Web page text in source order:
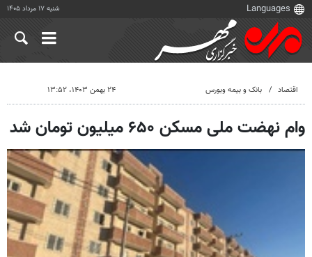
شنبه ۱۷ مرداد ۱۴۰۵
اقتصاد بانک و بیمه وبورس ۲۴ بهمن ۱۴۰۳، ۱۳:۵۲
وام نهضت ملی مسکن ۶۵۰ میلیون تومان شد